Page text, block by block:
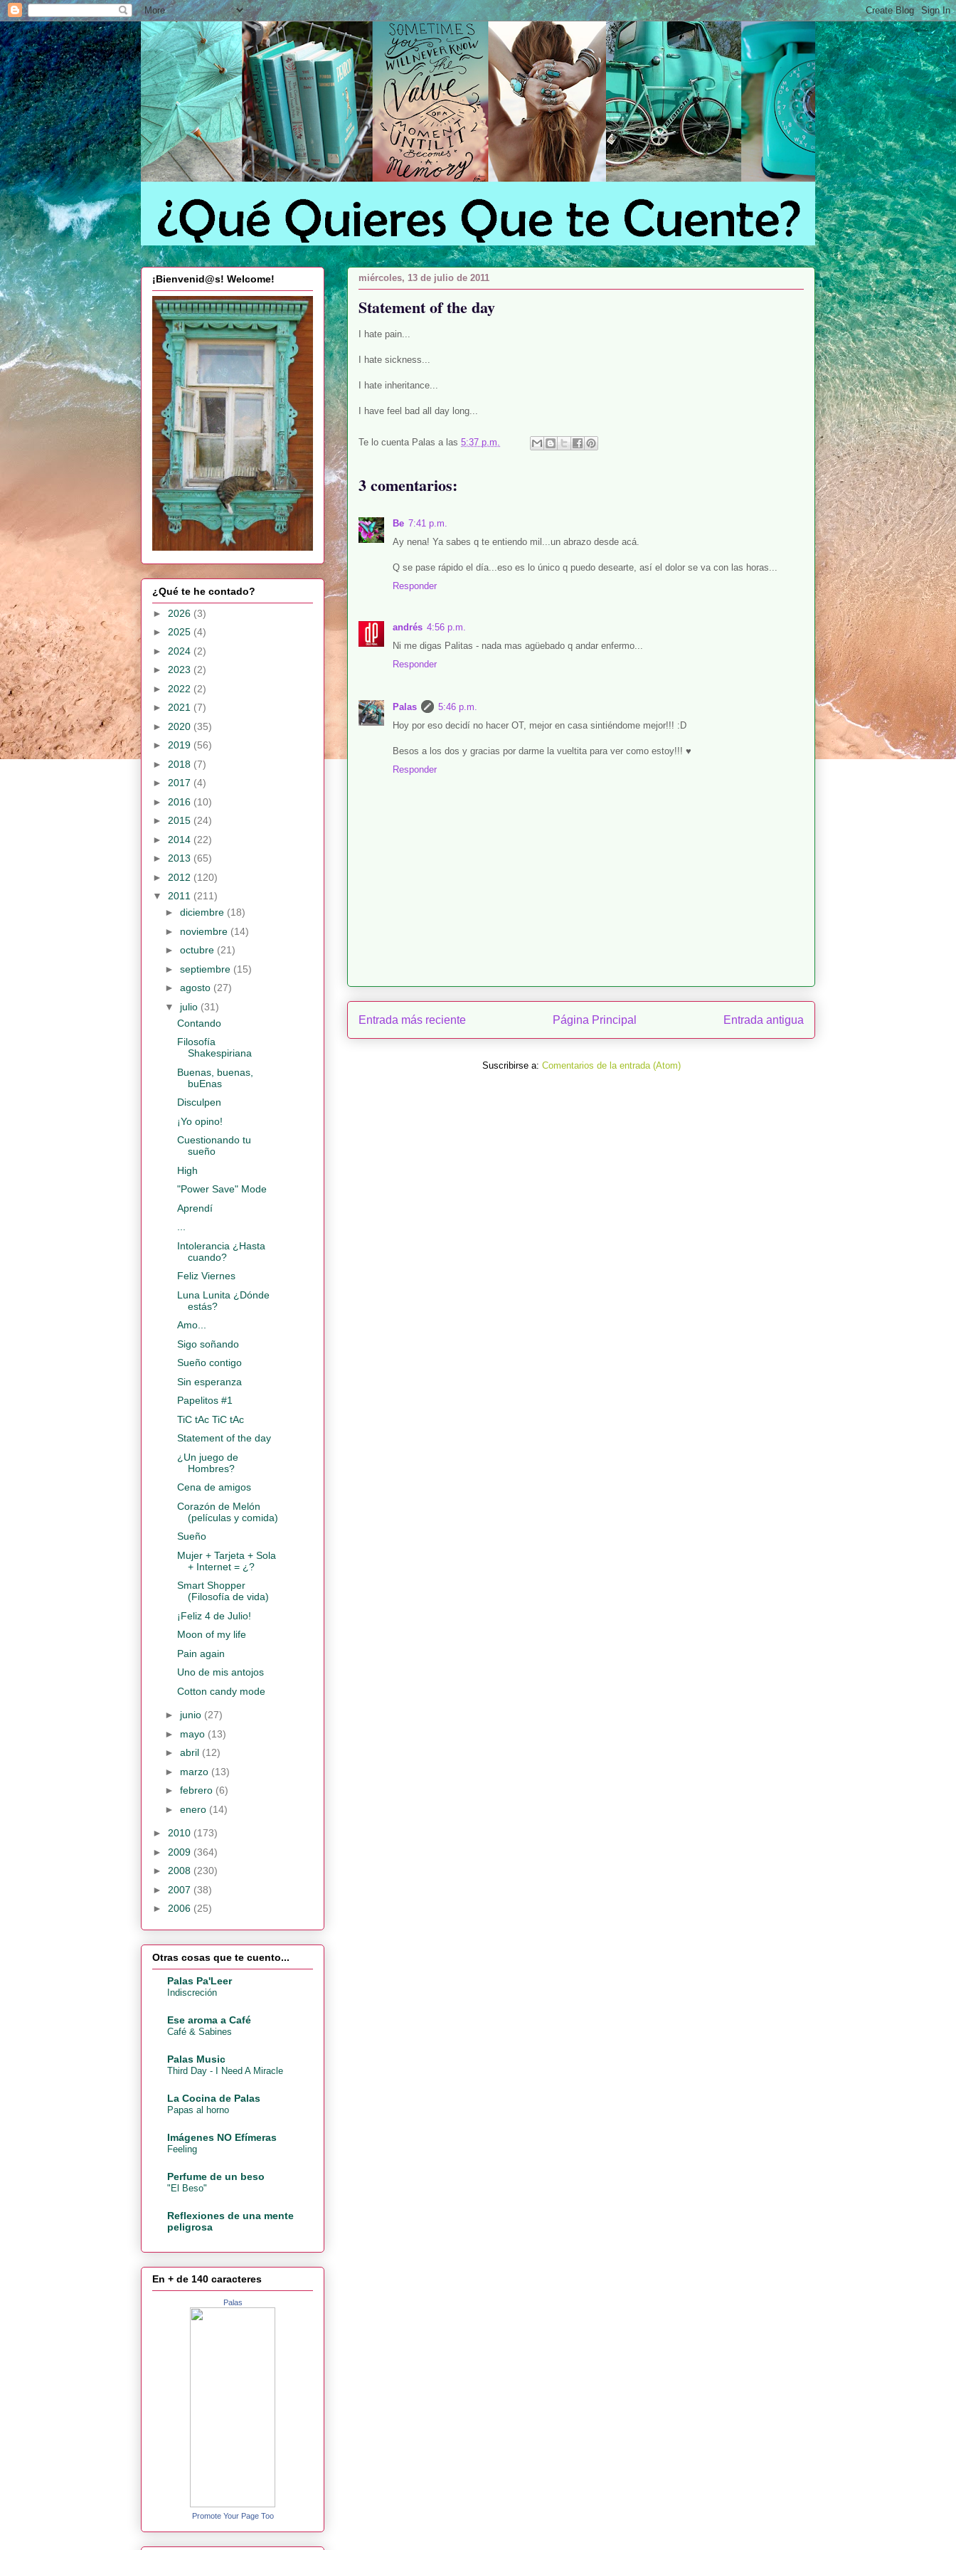
miércoles, 13 de julio de 2011
Statement of the day
I hate pain...
I hate sickness...
I hate inheritance...
I have feel bad all day long...
Te lo cuenta Palas a las 5:37 p.m.
3 comentarios:
Be 7:41 p.m.
Ay nena! Ya sabes q te entiendo mil...un abrazo desde acá.
Q se pase rápido el día...eso es lo único q puedo desearte, así el dolor se va con las horas...
Responder
andrés 4:56 p.m.
Ni me digas Palitas - nada mas agüebado q andar enfermo...
Responder
Palas
5:46 p.m.
Hoy por eso decidí no hacer OT, mejor en casa sintiéndome mejor!!! :D
Besos a los dos y gracias por darme la vueltita para ver como estoy!!! ♥
Responder
Entrada más reciente Entrada antigua
Página Principal
Suscribirse a: Comentarios de la entrada (Atom)
¡Bienvenid@s! Welcome!
¿Qué te he contado?
► 2026 (3)
► 2025 (4)
► 2024 (2)
► 2023 (2)
► 2022 (2)
► 2021 (7)
► 2020 (35)
► 2019 (56)
► 2018 (7)
► 2017 (4)
► 2016 (10)
► 2015 (24)
► 2014 (22)
► 2013 (65)
► 2012 (120)
▼ 2011 (211)
► diciembre (18)
► noviembre (14)
► octubre (21)
► septiembre (15)
► agosto (27)
▼ julio (31)
Contando
Filosofía
Shakespiriana
Buenas, buenas,
buEnas
Disculpen
¡Yo opino!
Cuestionando tu
sueño
High
"Power Save" Mode
Aprendí
...
Intolerancia ¿Hasta
cuando?
Feliz Viernes
Luna Lunita ¿Dónde
estás?
Amo...
Sigo soñando
Sueño contigo
Sin esperanza
Papelitos #1
TiC tAc TiC tAc
Statement of the day
¿Un juego de
Hombres?
Cena de amigos
Corazón de Melón
(películas y comida)
Sueño
Mujer + Tarjeta + Sola
+ Internet = ¿?
Smart Shopper
(Filosofía de vida)
¡Feliz 4 de Julio!
Moon of my life
Pain again
Uno de mis antojos
Cotton candy mode
► junio (27)
► mayo (13)
► abril (12)
► marzo (13)
► febrero (6)
► enero (14)
► 2010 (173)
► 2009 (364)
► 2008 (230)
► 2007 (38)
► 2006 (25)
Otras cosas que te cuento...
Palas Pa'Leer
Indiscreción
Ese aroma a Café
Café & Sabines
Palas Music
Third Day - I Need A Miracle
La Cocina de Palas
Papas al horno
Imágenes NO Efímeras
Feeling
Perfume de un beso
"El Beso"
Reflexiones de una mente
peligrosa
En + de 140 caracteres
Palas
Promote Your Page Too